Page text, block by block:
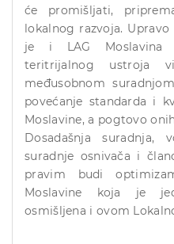
će promišljati,
lokalnog razvoja.
je i LAG Moslavina
teritrijalnog ustroja
međusobnom
povećanje standarda i
Moslavine, a pogtovo
Dosadašnja suradnja,
suradnje osnivača i
pravim budi
Moslavine koja je
osmišljena i ovom